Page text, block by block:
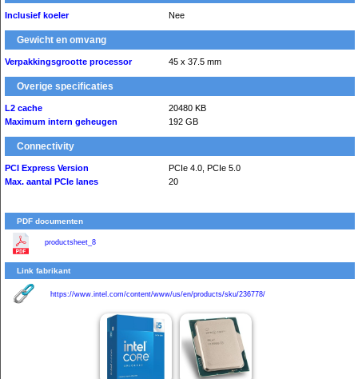
Inclusief koeler Nee
Gewicht en omvang
Verpakkingsgrootte processor 45 x 37.5 mm
Overige specificaties
L2 cache
20480 KB
Maximum intern geheugen
192 GB
Connectivity
PCI Express Version
PCIe 4.0, PCIe 5.0
Max. aantal PCIe lanes
20
PDF documenten
productsheet_8
Link fabrikant
https://www.intel.com/content/www/us/en/products/sku/236778/